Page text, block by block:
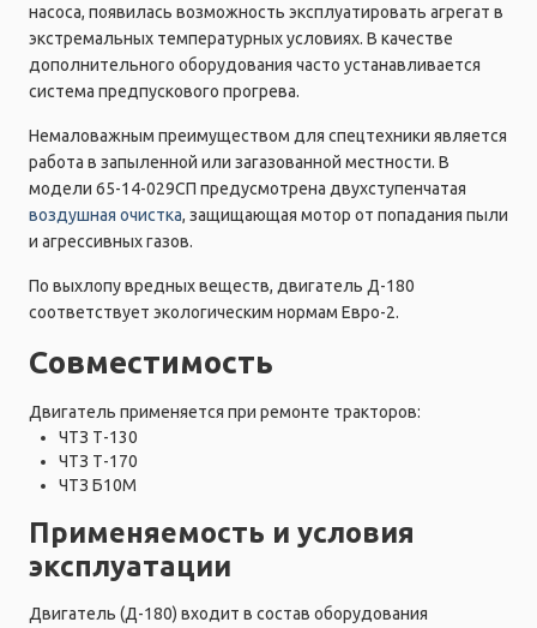
насоса, появилась возможность эксплуатировать агрегат в
экстремальных температурных условиях. В качестве
дополнительного оборудования часто устанавливается
система предпускового прогрева.
Немаловажным преимуществом для спецтехники является
работа в запыленной или загазованной местности. В
модели 65-14-029СП предусмотрена двухступенчатая
воздушная очистка, защищающая мотор от попадания пыли
и агрессивных газов.
По выхлопу вредных веществ, двигатель Д-180
соответствует экологическим нормам Евро-2.
Совместимость
Двигатель применяется при ремонте тракторов:
ЧТЗ Т-130
ЧТЗ Т-170
ЧТЗ Б10М
Применяемость и условия
эксплуатации
Двигатель (Д-180) входит в состав оборудования